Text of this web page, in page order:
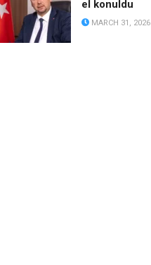
el konuldu
MARCH 31, 2026